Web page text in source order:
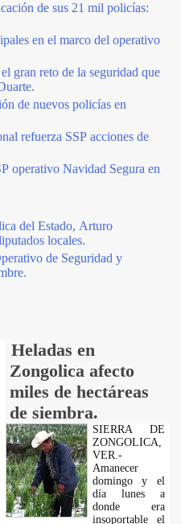
de sus 21 mil policías:
en el marco del operativo
gran reto de la seguridad que
de nuevos policías en
refuerza SSP acciones de
operativo Navidad Segura en
del Estado, Arturo
locales.
de Seguridad y
Heladas en
Zongolica afecto
miles de hectáreas
de siembra.
SIERRA DE
ZONGOLICA,
VER.-
Amanecer
domingo y el
día lunes a
donde era
insoportable el